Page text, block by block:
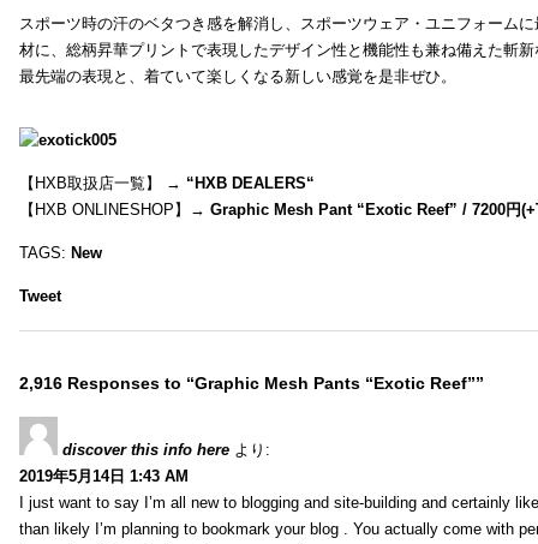
スポーツ時の汗のベタつき感を解消し、スポーツウェア・ユニフォーム
材に、総柄昇華プリントで表現したデザイン性と機能性も兼ね備えた斬
最先端の表現と、着ていて楽しくなる新しい感覚を是非ぜひ。
【HXB取扱店一覧】 → “HXB DEALERS“
【HXB ONLINESHOP】→ Graphic Mesh Pant “Exotic Reef” / 7200円
TAGS: New
Tweet
2,916 Responses to “Graphic Mesh Pants “Exotic Reef””
discover this info here より:
2019年5月14日 1:43 AM
I just want to say I’m all new to blogging and site-building and certainly
than likely I’m planning to bookmark your blog . You actually come with